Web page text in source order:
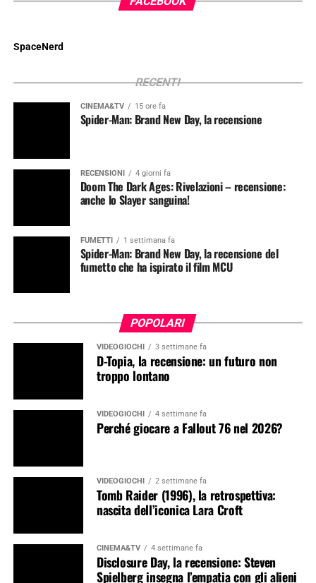
SpaceNerd
RECENTI
CINEMA&TV 15 ore fa
Spider-Man: Brand New Day, la recensione
RECENSIONI 4 giorni fa
Doom The Dark Ages: Rivelazioni – recensione:
anche lo Slayer sanguina!
FUMETTI 1 settimana fa
Spider-Man: Brand New Day, la recensione del
fumetto che ha ispirato il film MCU
POPOLARI
VIDEOGIOCHI 3 settimane fa
D-Topia, la recensione: un futuro non
troppo lontano
VIDEOGIOCHI 4 settimane fa
Perché giocare a Fallout 76 nel 2026?
VIDEOGIOCHI 2 settimane fa
Tomb Raider (1996), la retrospettiva:
nascita dell’iconica Lara Croft
CINEMA&TV 4 settimane fa
Disclosure Day, la recensione: Steven
Spielberg insegna l’empatia con gli alieni